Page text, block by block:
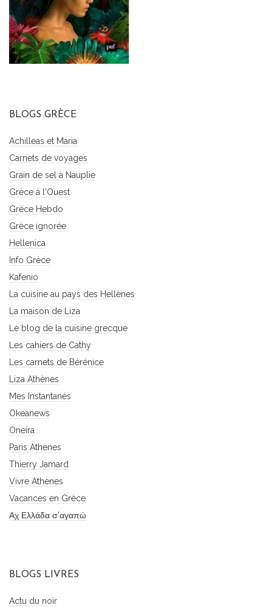
BLOGS GRÈCE
Achilleas et Maria
Carnets de voyages
Grain de sel à Nauplie
Grèce à l'Ouest
Grèce Hebdo
Grèce ignorée
Hellenica
Info Grèce
Kafenio
La cuisine au pays des Hellènes
La maison de Liza
Le blog de la cuisine grecque
Les cahiers de Cathy
Les carnets de Bérénice
Liza Athènes
Mes Instantanés
Okeanews
Oneira
Paris Athenes
Thierry Jamard
Vivre Athènes
Vacances en Grèce
Αχ Ελλάδα σ'αγαπώ
BLOGS LIVRES
Actu du noir